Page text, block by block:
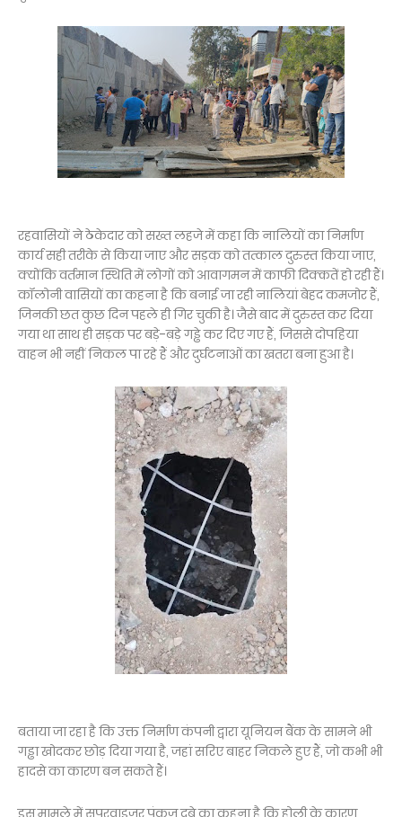
रहवासियों ने ठेकेदार को सख्त लहजे में कहा कि नालियों का निर्माण
कार्य सही तरीके से किया जाए और सड़क को तत्काल दुरुस्त किया जाए,
क्योंकि वर्तमान स्थिति में लोगों को आवागमन में काफी दिक्कतें हो रही हैं।
कॉलोनी वासियों का कहना है कि बनाई जा रही नालियां बेहद कमजोर हैं,
जिनकी छत कुछ दिन पहले ही गिर चुकी है। जैसे बाद में दुरुस्त कर दिया
गया था साथ ही सड़क पर बड़े-बड़े गड्ढे कर दिए गए हैं, जिससे दोपहिया
वाहन भी नहीं निकल पा रहे हैं और दुर्घटनाओं का खतरा बना हुआ है।
बताया जा रहा है कि उक्त निर्माण कंपनी द्वारा यूनियन बैंक के सामने भी
गड्ढा खोदकर छोड़ दिया गया है, जहां सरिए बाहर निकले हुए हैं, जो कभी भी
हादसे का कारण बन सकते हैं।